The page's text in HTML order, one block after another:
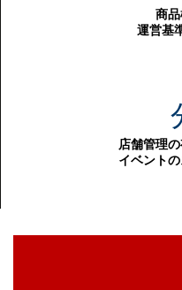
商
運営基
店舗管理
イベント